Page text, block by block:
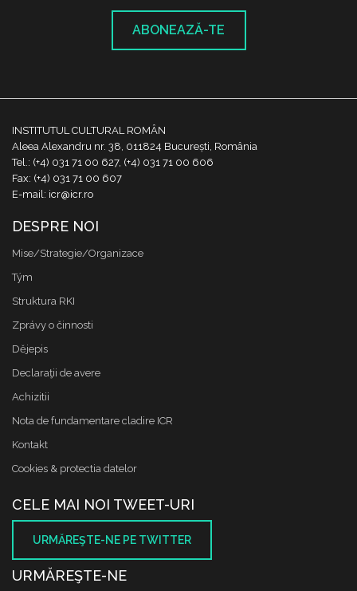
ABONEAZĂ-TE
INSTITUTUL CULTURAL ROMÂN
Aleea Alexandru nr. 38, 011824 București, România
Tel.: (+4) 031 71 00 627, (+4) 031 71 00 606
Fax: (+4) 031 71 00 607
E-mail: icr@icr.ro
DESPRE NOI
Mise/Strategie/Organizace
Tým
Struktura RKI
Zprávy o činnosti
Dějepis
Declaraţii de avere
Achizitii
Nota de fundamentare cladire ICR
Kontakt
Cookies & protectia datelor
CELE MAI NOI TWEET-URI
URMĂREŞTE-NE PE TWITTER
URMĂREŞTE-NE